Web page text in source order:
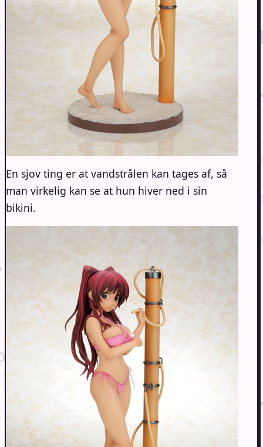
En sjov ting er at vandstrålen kan tages af, så
man virkelig kan se at hun hiver ned i sin
bikini.